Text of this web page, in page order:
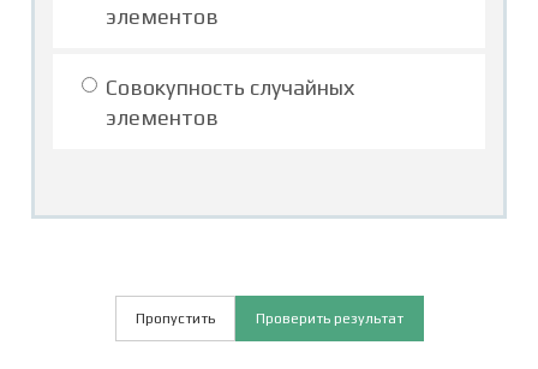
элементов
Совокупность случайных
элементов
Пропустить Проверить результат